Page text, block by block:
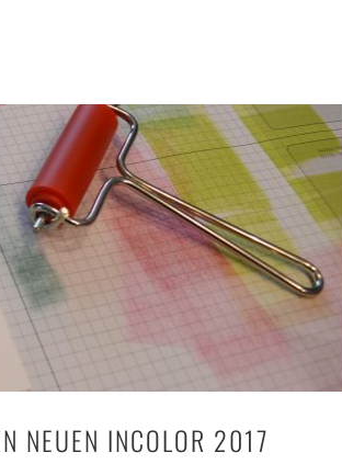
NEUEN INCOLOR 2017